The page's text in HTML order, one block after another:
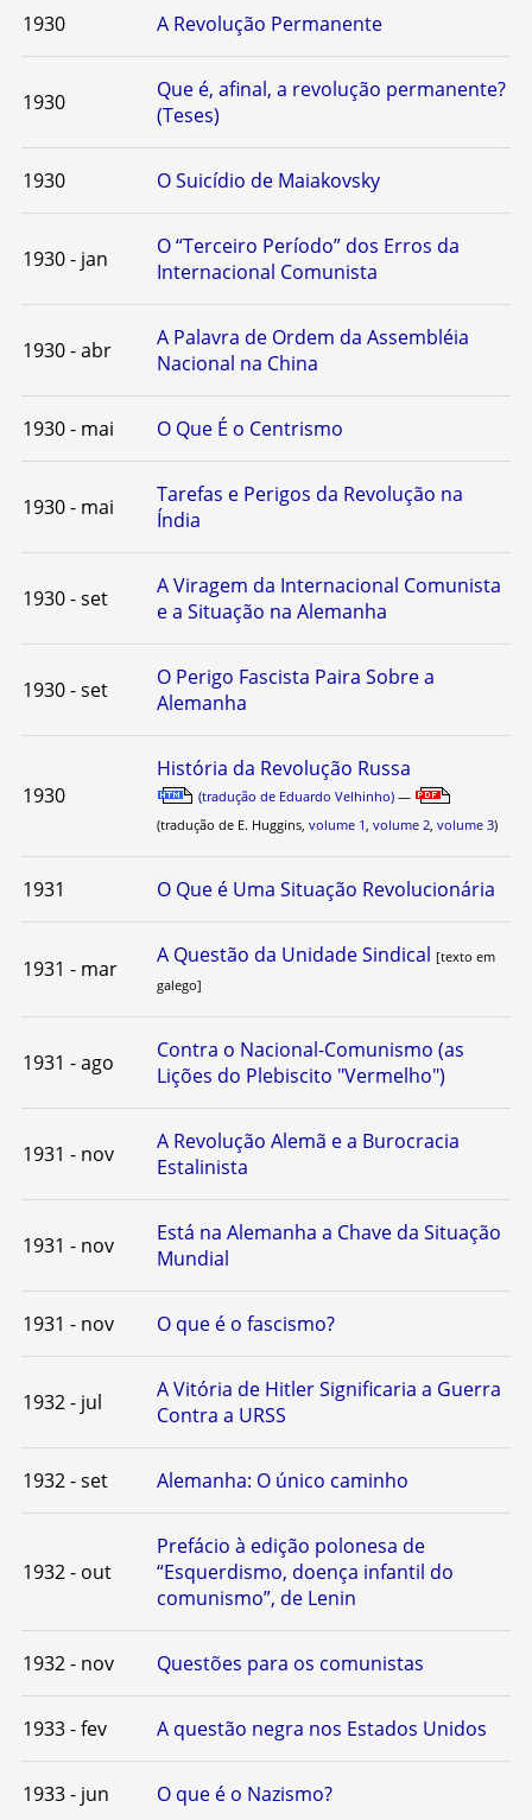
1930 A Revolução Permanente
1930
Que é, afinal, a revolução permanente?
(Teses)
1930 O Suicídio de Maiakovsky
1930 - jan
O “Terceiro Período” dos Erros da
Internacional Comunista
1930 - abr
A Palavra de Ordem da Assembléia
Nacional na China
1930 - mai O Que É o Centrismo
1930 - mai
Tarefas e Perigos da Revolução na
Índia
1930 - set
A Viragem da Internacional Comunista
e a Situação na Alemanha
1930 - set
O Perigo Fascista Paira Sobre a
Alemanha
1930
História da Revolução Russa
(tradução de Eduardo Velhinho) —
(tradução de E. Huggins, volume 1 volume 2 volume 3)
1931 O Que é Uma Situação Revolucionária
1931 - mar
A Questão da Unidade Sindical [texto em
galego]
1931 - ago
Contra o Nacional-Comunismo (as
Lições do Plebiscito "Vermelho")
1931 - nov
A Revolução Alemã e a Burocracia
Estalinista
1931 - nov
Está na Alemanha a Chave da Situação
Mundial
1931 - nov O que é o fascismo?
1932 - jul
A Vitória de Hitler Significaria a Guerra
Contra a URSS
1932 - set Alemanha: O único caminho
1932 - out
Prefácio à edição polonesa de
“Esquerdismo, doença infantil do
comunismo”, de Lenin
1932 - nov Questões para os comunistas
1933 - fev A questão negra nos Estados Unidos
1933 - jun O que é o Nazismo?